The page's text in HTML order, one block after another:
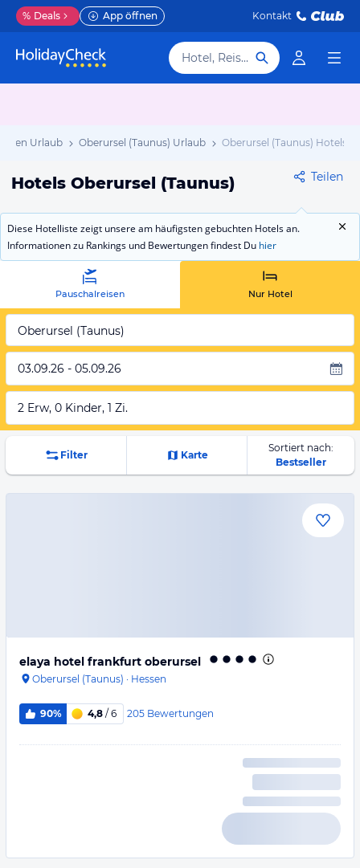
% Deals App öffnen Kontakt
Hotel, Reiseziel
Urlaub Oberursel (Taunus) Urlaub Oberursel (Taunus) Hotels
Hotels Oberursel (Taunus) Teilen
Diese Hotelliste zeigt unsere am häufigsten gebuchten Hotels an.
Informationen zu Rankings und Bewertungen findest Du hier
Pauschalreisen Nur Hotel
Oberursel (Taunus)
03.09.26 - 05.09.26
2 Erw, 0 Kinder, 1 Zi.
Filter Karte
Sortiert nach:
Bestseller
elaya hotel frankfurt oberursel
Oberursel (Taunus) · Hessen
90% 4,8 / 6 205 Bewertungen